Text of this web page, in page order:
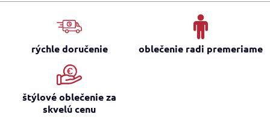
rýchle doručenie oblečenie radi premeriame
štýlové oblečenie za
skvelú cenu